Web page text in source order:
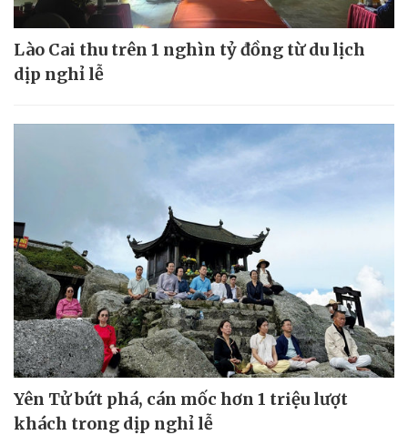
Lào Cai thu trên 1 nghìn tỷ đồng từ du lịch
dịp nghỉ lễ
Yên Tử bứt phá, cán mốc hơn 1 triệu lượt
khách trong dịp nghỉ lễ